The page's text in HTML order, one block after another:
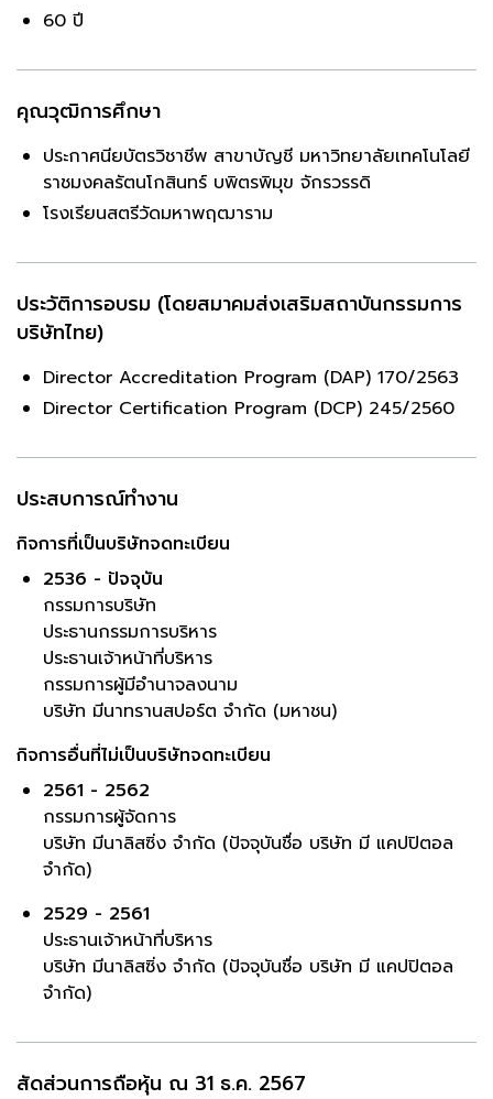
60 ปี
คุณวุฒิการศึกษา
ประกาศนียบัตรวิชาชีพ สาขาบัญชี มหาวิทยาลัยเทคโนโลยี
ราชมงคลรัตนโกสินทร์ บพิตรพิมุข จักรวรรดิ
โรงเรียนสตรีวัดมหาพฤฒาราม
ประวัติการอบรม (โดยสมาคมส่งเสริมสถาบันกรรมการ
บริษัทไทย)
Director Accreditation Program (DAP) 170/2563
Director Certification Program (DCP) 245/2560
ประสบการณ์ทำงาน
กิจการที่เป็นบริษัทจดทะเบียน
2536 - ปัจจุบัน
กรรมการบริษัท
ประธานกรรมการบริหาร
ประธานเจ้าหน้าที่บริหาร
กรรมการผู้มีอำนาจลงนาม
บริษัท มีนาทรานสปอร์ต จำกัด (มหาชน)
กิจการอื่นที่ไม่เป็นบริษัทจดทะเบียน
2561 - 2562
กรรมการผู้จัดการ
บริษัท มีนาลิสซิ่ง จำกัด (ปัจจุบันชื่อ บริษัท มี แคปปิตอล
จำกัด)
2529 - 2561
ประธานเจ้าหน้าที่บริหาร
บริษัท มีนาลิสซิ่ง จำกัด (ปัจจุบันชื่อ บริษัท มี แคปปิตอล
จำกัด)
สัดส่วนการถือหุ้น ณ 31 ธ.ค. 2567